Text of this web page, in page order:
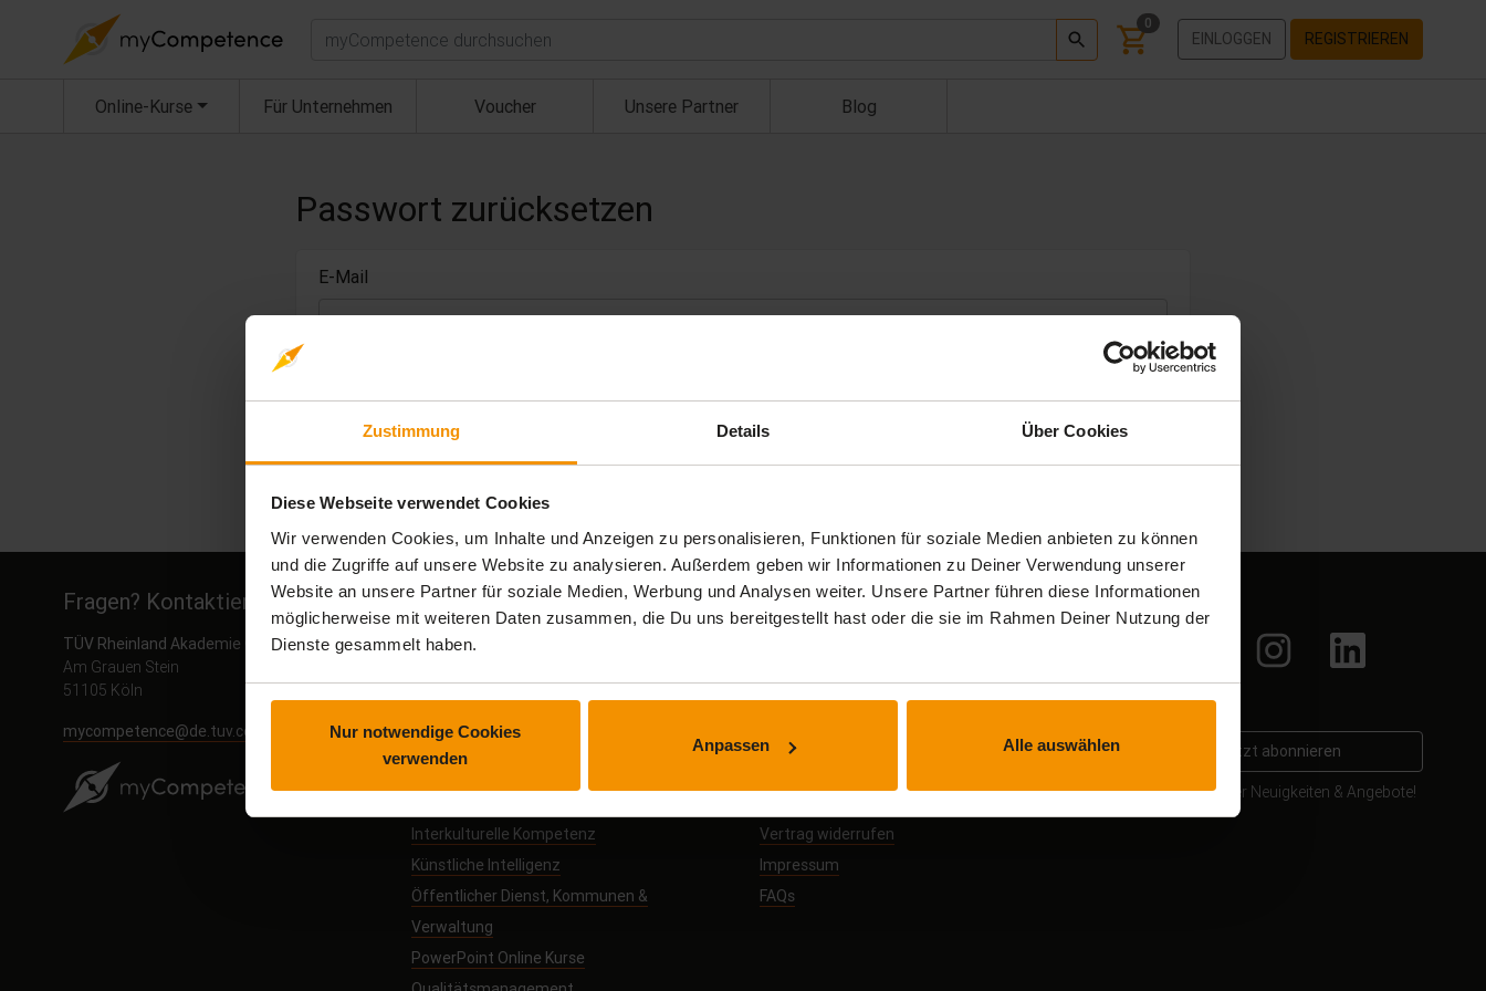
Zustimmung Details Über Cookies
Diese Webseite verwendet Cookies
Wir verwenden Cookies, um Inhalte und Anzeigen zu personalisieren, Funktionen für soziale Medien anbieten zu können
und die Zugriffe auf unsere Website zu analysieren. Außerdem geben wir Informationen zu Deiner Verwendung unserer
Website an unsere Partner für soziale Medien, Werbung und Analysen weiter. Unsere Partner führen diese Informationen
möglicherweise mit weiteren Daten zusammen, die Du uns bereitgestellt hast oder die sie im Rahmen Deiner Nutzung der
Dienste gesammelt haben.
Nur notwendige Cookies
verwenden
Anpassen Alle auswählen
Suchen 0
EINLOGGEN REGISTRIEREN
Online-Kurse Für Unternehmen Voucher Unsere Partner Blog
Passwort zurücksetzen
E-Mail
Passwort zurücksetzen
Fragen? Kontaktiere uns
TÜV Rheinland Akademie GmbH
Am Grauen Stein
51105 Köln
mycompetence@de.tuv.com
Themenbereiche
Arbeitsschutzunterweisungen
Blog
Digitale Ausbildungsbegleitung
Diisocyanate
Interkulturelle Kompetenz
Künstliche Intelligenz
Öffentlicher Dienst, Kommunen &
Verwaltung
PowerPoint Online Kurse
Allgemeines
Nutzungsbedingungen
Barrierefreiheit
Vertrag widerrufen
Impressum
FAQs
Social Media
Instagram LinkedIn
Newsletter
Jetzt abonnieren
Bleib informiert über Neuigkeiten & Angebote!